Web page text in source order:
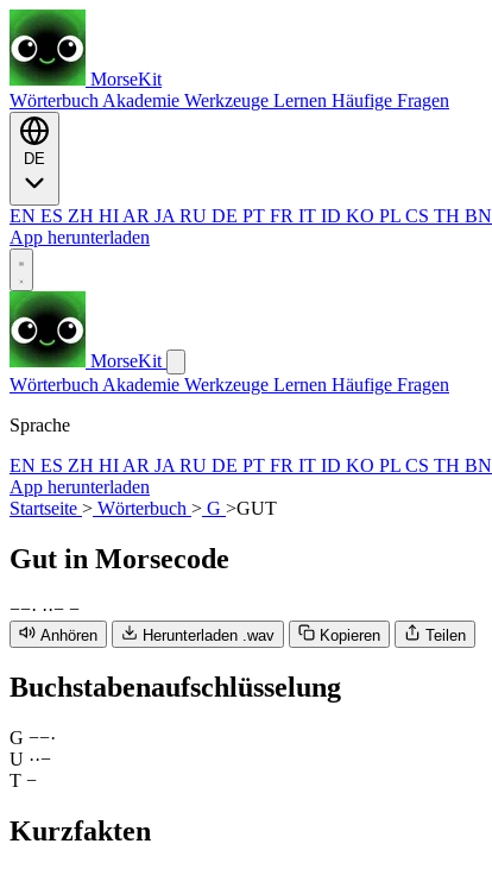
MorseKit
Wörterbuch Akademie Werkzeuge Lernen Häufige Fragen
EN ES ZH HI AR JA RU DE PT FR IT ID KO PL CS TH BN
App herunterladen
MorseKit
Wörterbuch Akademie Werkzeuge Lernen Häufige Fragen
Sprache
EN ES ZH HI AR JA RU DE PT FR IT ID KO PL CS TH BN
App herunterladen
Startseite > Wörterbuch > G >GUT
Gut in Morsecode
−−· ··− −
Anhören Herunterladen .wav Kopieren Teilen
Buchstabenaufschlüsselung
G −−·
U ··−
T −
Kurzfakten